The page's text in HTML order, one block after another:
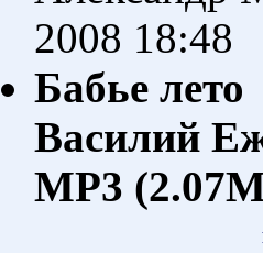
2008 18:48
Бабье лето
Василий
MP3